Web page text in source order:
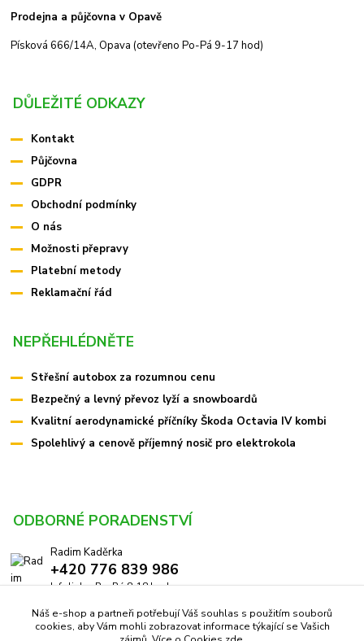
Prodejna a půjčovna v Opavě
Písková 666/14A, Opava (otevřeno Po-Pá 9-17 hod)
DŮLEŽITÉ ODKAZY
Kontakt
Půjčovna
GDPR
Obchodní podmínky
O nás
Možnosti přepravy
Platební metody
Reklamační řád
NEPŘEHLÉDNĚTE
Střešní autobox za rozumnou cenu
Bezpečný a levný převoz lyží a snowboardů
Kvalitní aerodynamické příčníky Škoda Octavia IV kombi
Spolehlivý a cenově příjemný nosič pro elektrokola
ODBORNÉ PORADENSTVÍ
Radim Kaděrka
+420 776 839 986
Infolinka: Po-Pá 8-18 hod.
info@pricniky.cz
Náš e-shop a partneři potřebují Váš souhlas s použitím souborů
cookies, aby Vám mohli zobrazovat informace týkající se Vašich